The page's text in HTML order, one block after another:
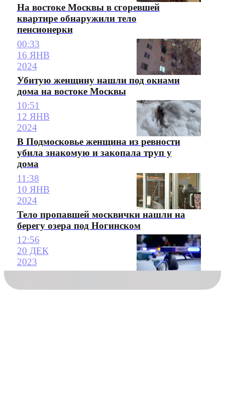
На востоке Москвы в сгоревшей
квартире обнаружили тело
пенсионерки
00:33
16 ЯНВ
2024
Убитую женщину нашли под окнами
дома на востоке Москвы
10:51
12 ЯНВ
2024
В Подмосковье женщина из ревности
убила знакомую и закопала труп у
дома
11:38
10 ЯНВ
2024
Тело пропавшей москвички нашли на
берегу озера под Ногинском
12:56
20 ДЕК
2023